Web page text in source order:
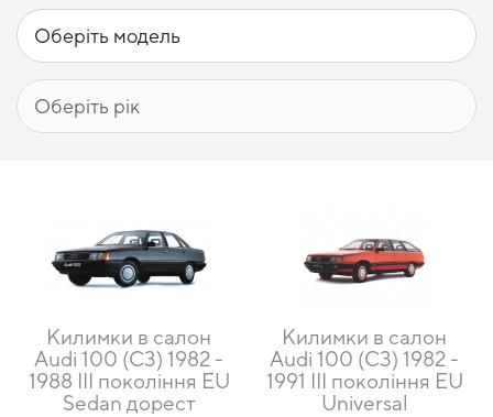
Килимки в салон
Audi 100 (C3) 1982 -
1988 III покоління EU
Sedan дорест
Килимки в салон
Audi 100 (C3) 1982 -
1991 III покоління EU
Universal